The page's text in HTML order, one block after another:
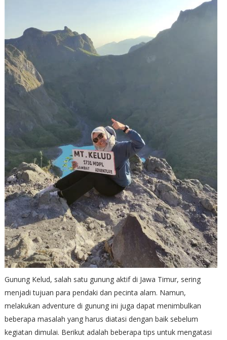
Gunung Kelud, salah satu gunung aktif di Jawa Timur, sering
menjadi tujuan para pendaki dan pecinta alam. Namun,
melakukan adventure di gunung ini juga dapat menimbulkan
beberapa masalah yang harus diatasi dengan baik sebelum
kegiatan dimulai. Berikut adalah beberapa tips untuk mengatasi